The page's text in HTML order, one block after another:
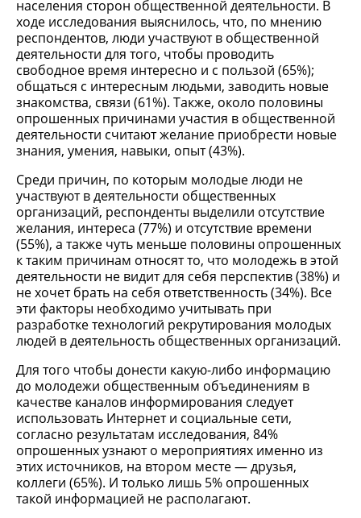
населения сторон общественной деятельности. В
ходе исследования выяснилось, что, по мнению
респондентов, люди участвуют в общественной
деятельности для того, чтобы проводить
свободное время интересно и с пользой (65%);
общаться с интересным людьми, заводить новые
знакомства, связи (61%). Также, около половины
опрошенных причинами участия в общественной
деятельности считают желание приобрести новые
знания, умения, навыки, опыт (43%).
Среди причин, по которым молодые люди не
участвуют в деятельности общественных
организаций, респонденты выделили отсутствие
желания, интереса (77%) и отсутствие времени
(55%), а также чуть меньше половины опрошенных
к таким причинам относят то, что молодежь в этой
деятельности не видит для себя перспектив (38%) и
не хочет брать на себя ответственность (34%). Все
эти факторы необходимо учитывать при
разработке технологий рекрутирования молодых
людей в деятельность общественных организаций.
Для того чтобы донести какую-либо информацию
до молодежи общественным объединениям в
качестве каналов информирования следует
использовать Интернет и социальные сети,
согласно результатам исследования, 84%
опрошенных узнают о мероприятиях именно из
этих источников, на втором месте — друзья,
коллеги (65%). И только лишь 5% опрошенных
такой информацией не располагают.